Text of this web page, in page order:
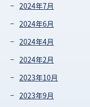
2024年7月
2024年6月
2024年4月
2024年2月
2023年10月
2023年9月